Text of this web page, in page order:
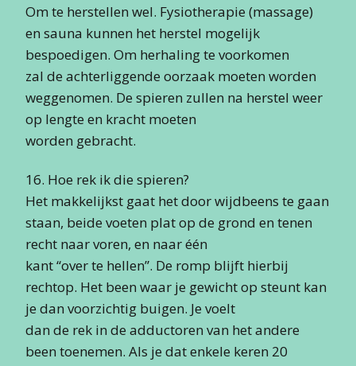
Om te herstellen wel. Fysiotherapie (massage)
en sauna kunnen het herstel mogelijk
bespoedigen. Om herhaling te voorkomen
zal de achterliggende oorzaak moeten worden
weggenomen. De spieren zullen na herstel weer
op lengte en kracht moeten
worden gebracht.
16. Hoe rek ik die spieren?
Het makkelijkst gaat het door wijdbeens te gaan
staan, beide voeten plat op de grond en tenen
recht naar voren, en naar één
kant “over te hellen”. De romp blijft hierbij
rechtop. Het been waar je gewicht op steunt kan
je dan voorzichtig buigen. Je voelt
dan de rek in de adductoren van het andere
been toenemen. Als je dat enkele keren 20